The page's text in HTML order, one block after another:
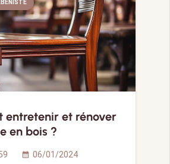
entretenir et rénover
en bois ?
calendar_month 06/01/2024